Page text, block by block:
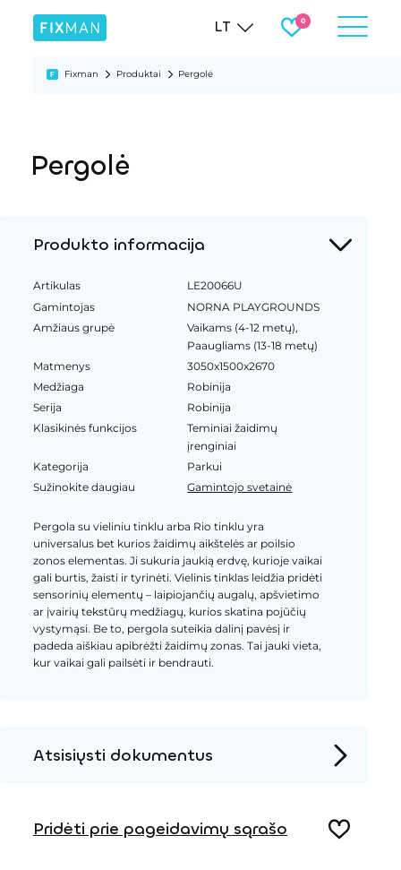
LT
Fixman Produktai Pergolė
Pergolė
Produkto informacija
Artikulas
LE20066U
Gamintojas
NORNA PLAYGROUNDS
Amžiaus grupė
Vaikams (4-12 metų),
Paaugliams (13-18 metų)
Matmenys
3050x1500x2670
Medžiaga
Robinija
Serija
Robinija
Klasikinės funkcijos
Teminiai žaidimų
įrenginiai
Kategorija
Parkui
Sužinokite daugiau
Gamintojo svetainė
Pergola su vieliniu tinklu arba Rio tinklu yra
universalus bet kurios žaidimų aikštelės ar poilsio
zonos elementas. Ji sukuria jaukią erdvę, kurioje vaikai
gali burtis, žaisti ir tyrinėti. Vielinis tinklas leidžia pridėti
sensorinių elementų – laipiojančių augalų, apšvietimo
ar įvairių tekstūrų medžiagų, kurios skatina pojūčių
vystymąsi. Be to, pergola suteikia dalinį pavėsį ir
padeda aiškiau apibrėžti žaidimų zonas. Tai jauki vieta,
kur vaikai gali pailsėti ir bendrauti.
Atsisiųsti dokumentus
Pridėti prie pageidavimų sąrašo